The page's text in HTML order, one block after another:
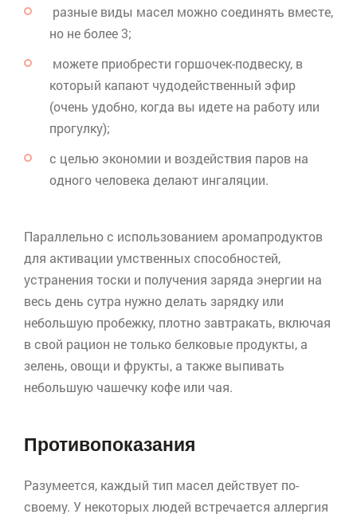
разные виды масел можно соединять вместе,
но не более 3;
можете приобрести горшочек-подвеску, в
который капают чудодейственный эфир
(очень удобно, когда вы идете на работу или
прогулку);
с целью экономии и воздействия паров на
одного человека делают ингаляции.
Параллельно с использованием аромапродуктов
для активации умственных способностей,
устранения тоски и получения заряда энергии на
весь день сутра нужно делать зарядку или
небольшую пробежку, плотно завтракать, включая
в свой рацион не только белковые продукты, а
зелень, овощи и фрукты, а также выпивать
небольшую чашечку кофе или чая.
Противопоказания
Разумеется, каждый тип масел действует по-
своему. У некоторых людей встречается аллергия